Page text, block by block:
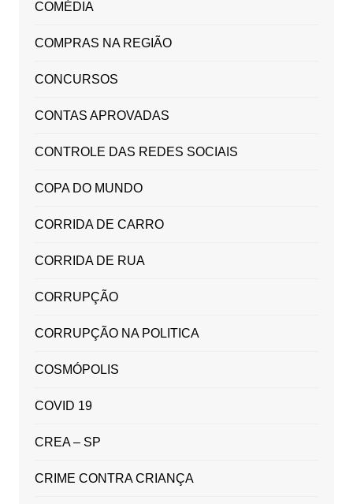
COMÉDIA
COMPRAS NA REGIÃO
CONCURSOS
CONTAS APROVADAS
CONTROLE DAS REDES SOCIAIS
COPA DO MUNDO
CORRIDA DE CARRO
CORRIDA DE RUA
CORRUPÇÃO
CORRUPÇÃO NA POLITICA
COSMÓPOLIS
COVID 19
CREA – SP
CRIME CONTRA CRIANÇA